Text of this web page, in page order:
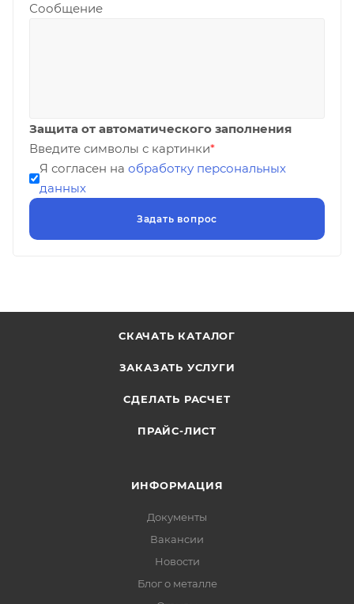
Сообщение
Защита от автоматического заполнения
Введите символы с картинки*
Я согласен на обработку персональных
данных
СКАЧАТЬ КАТАЛОГ
ЗАКАЗАТЬ УСЛУГИ
СДЕЛАТЬ РАСЧЕТ
ПРАЙС-ЛИСТ
ИНФОРМАЦИЯ
Документы
Вакансии
Новости
Блог о металле